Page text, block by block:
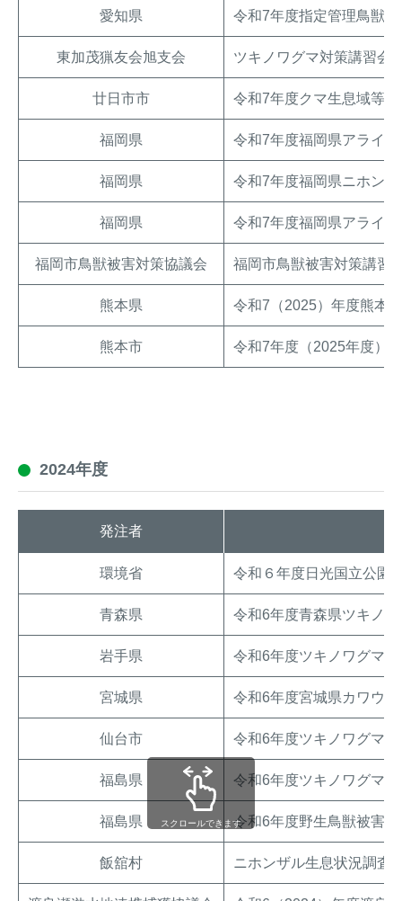
愛知県 令和7年度指定管理鳥獣
東加茂猟友会旭支会 ツキノワグマ対策講習会
廿日市市 令和7年度クマ生息域等
福岡県 令和7年度福岡県アライ
福岡県 令和7年度福岡県ニホン
福岡県 令和7年度福岡県アライ
福岡市鳥獣被害対策協議会 福岡市鳥獣被害対策講習
熊本県 令和7（2025）年度熊本
熊本市 令和7年度（2025年度）
2024年度
発注者
環境省 令和６年度日光国立公園
青森県 令和6年度青森県ツキノ
岩手県 令和6年度ツキノワグマ
宮城県 令和6年度宮城県カワウ
仙台市 令和6年度ツキノワグマ
福島県 令和6年度ツキノワグマ
福島県 令和6年度野生鳥獣被害
飯舘村 ニホンザル生息状況調査
スクロールできます